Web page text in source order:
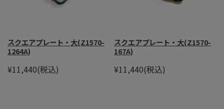
スクエアプレート・大(Z1570-
1264A)
¥11,440(税込)
スクエアプレート・大(Z1570-
167A)
¥11,440(税込)